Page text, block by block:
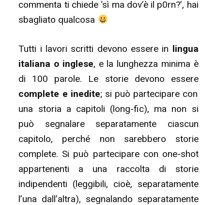
commenta ti chiede ‘sì ma dov’è il p0rn?’, hai
sbagliato qualcosa
Tutti i lavori scritti devono essere in lingua
italiana o inglese, e la lunghezza minima è
di 100 parole. Le storie devono essere
complete e inedite; si può partecipare con
una storia a capitoli (long-fic), ma non si
può segnalare separatamente ciascun
capitolo, perché non sarebbero storie
complete. Si può partecipare con one-shot
appartenenti a una raccolta di storie
indipendenti (leggibili, cioè, separatamente
l’una dall’altra), segnalando separatamente